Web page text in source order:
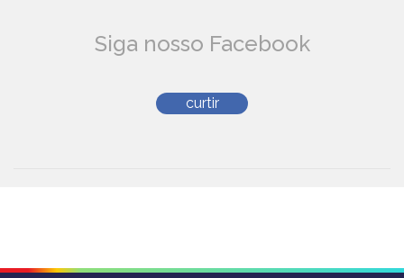
Siga nosso Facebook
curtir